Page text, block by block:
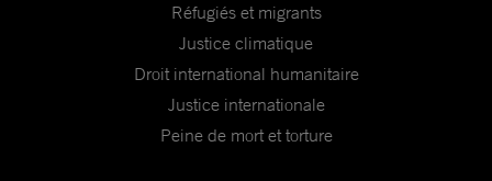
Réfugiés et migrants
Justice climatique
Droit international humanitaire
Justice internationale
Peine de mort et torture